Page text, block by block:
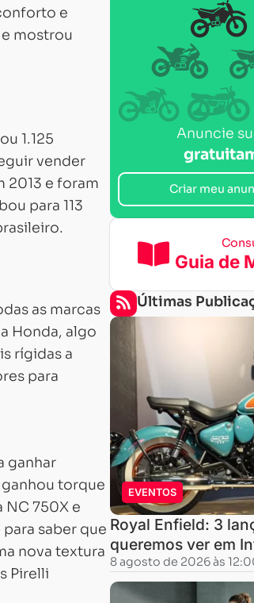
e
mostrou
1.125
vender
2013 e foram
para 113
as marcas
Honda, algo
rígidas a
para
ganhar
torque
NC 750X e
saber que
nova textura
Pirelli
Anuncie
Criar meu
Guia de
Últimas
EVENTOS
Royal Enfield: 3
queremos ver em
8 agosto de 2026 às